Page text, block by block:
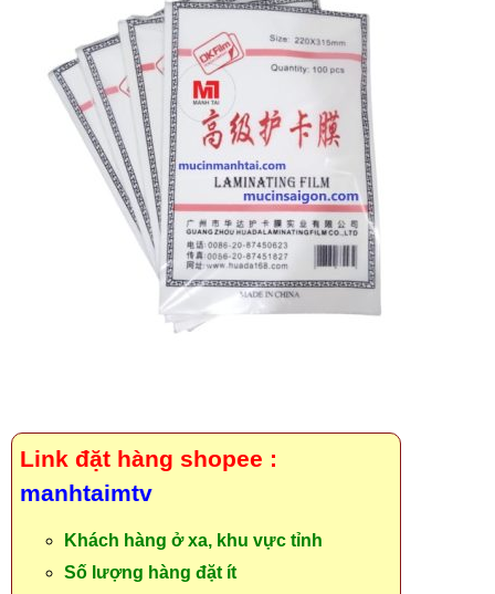
Link đặt hàng shopee :
manhtaimtv
Khách hàng ở xa, khu vực tỉnh
Số lượng hàng đặt ít